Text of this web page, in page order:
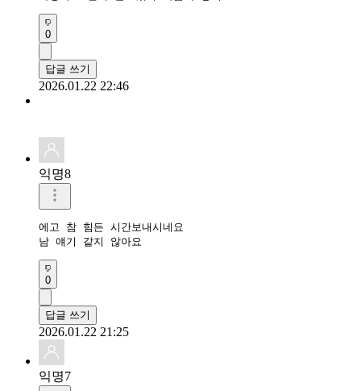
0
답글 쓰기
2026.01.22 22:46
익명8
에고 참 힘든 시간보내시네요
남 얘기 같지 않아요
0
답글 쓰기
2026.01.22 21:25
익명7